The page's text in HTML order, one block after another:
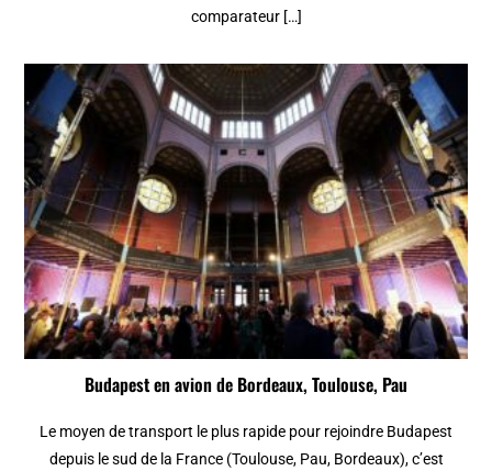
comparateur […]
Budapest en avion de Bordeaux, Toulouse, Pau
Le moyen de transport le plus rapide pour rejoindre Budapest
depuis le sud de la France (Toulouse, Pau, Bordeaux), c’est